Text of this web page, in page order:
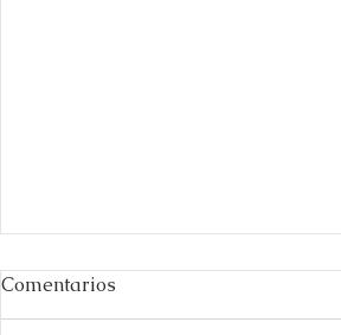
De cómo un filólogo llega a
Comentarios